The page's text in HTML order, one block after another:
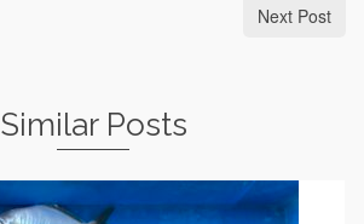
Next Post
Similar Posts